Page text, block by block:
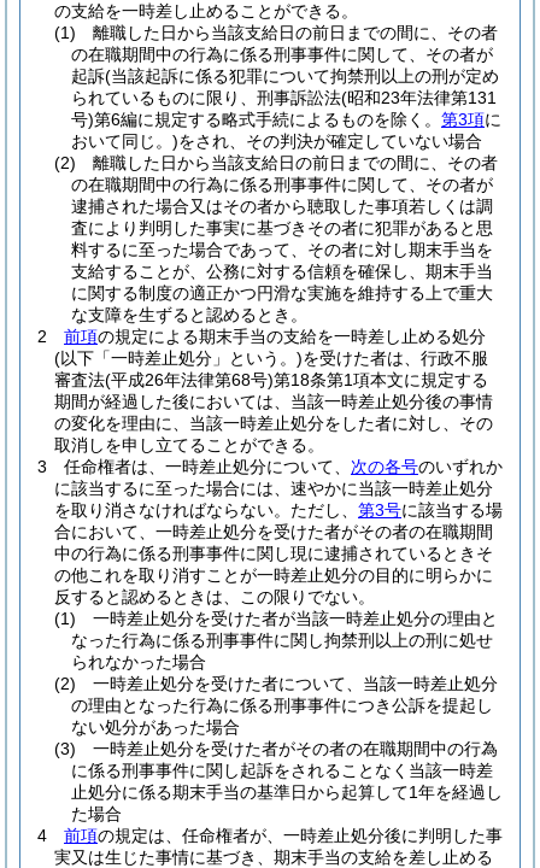
の支給を一時差し止めることができる。
(1)
離職した日から当該支給日の前日までの間に、その者
の在職期間中の行為に係る刑事事件に関して、その者が
起訴(当該起訴に係る犯罪について拘禁刑以上の刑が定め
られているものに限り、刑事訴訟法(昭和23年法律第131
号)第6編に規定する略式手続によるものを除く。 第3項に
おいて同じ。)をされ、その判決が確定していない場合
(2)
離職した日から当該支給日の前日までの間に、その者
の在職期間中の行為に係る刑事事件に関して、その者が
逮捕された場合又はその者から聴取した事項若しくは調
査により判明した事実に基づきその者に犯罪があると思
料するに至った場合であって、その者に対し期末手当を
支給することが、公務に対する信頼を確保し、期末手当
に関する制度の適正かつ円滑な実施を維持する上で重大
な支障を生ずると認めるとき。
2
前項の規定による期末手当の支給を一時差し止める処分
(以下「一時差止処分」という。)を受けた者は、行政不服
審査法(平成26年法律第68号)第18条第1項本文に規定する
期間が経過した後においては、当該一時差止処分後の事情
の変化を理由に、当該一時差止処分をした者に対し、その
取消しを申し立てることができる。
3
任命権者は、一時差止処分について、 次の各号のいずれか
に該当するに至った場合には、速やかに当該一時差止処分
を取り消さなければならない。 ただし、 第3号に該当する場
合において、一時差止処分を受けた者がその者の在職期間
中の行為に係る刑事事件に関し現に逮捕されているときそ
の他これを取り消すことが一時差止処分の目的に明らかに
反すると認めるときは、この限りでない。
(1)
一時差止処分を受けた者が当該一時差止処分の理由と
なった行為に係る刑事事件に関し拘禁刑以上の刑に処せ
られなかった場合
(2)
一時差止処分を受けた者について、当該一時差止処分
の理由となった行為に係る刑事事件につき公訴を提起し
ない処分があった場合
(3)
一時差止処分を受けた者がその者の在職期間中の行為
に係る刑事事件に関し起訴をされることなく当該一時差
止処分に係る期末手当の基準日から起算して1年を経過し
た場合
4
前項の規定は、任命権者が、一時差止処分後に判明した事
実又は生じた事情に基づき、期末手当の支給を差し止める